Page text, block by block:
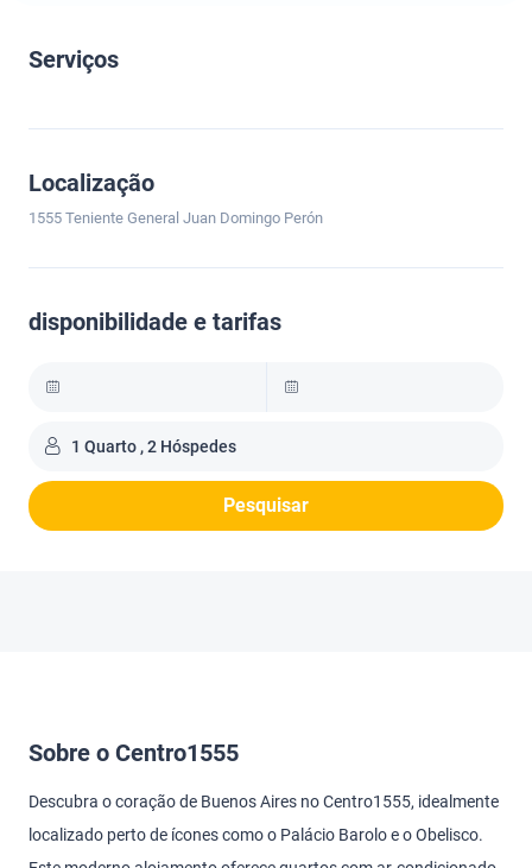
Serviços
Localização
1555 Teniente General Juan Domingo Perón
disponibilidade e tarifas
1 Quarto , 2 Hóspedes
Pesquisar
Sobre o Centro1555
Descubra o coração de Buenos Aires no Centro1555, idealmente
localizado perto de ícones como o Palácio Barolo e o Obelisco.